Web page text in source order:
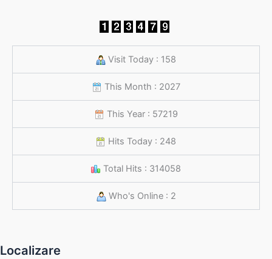
Visit Today : 158
This Month : 2027
This Year : 57219
Hits Today : 248
Total Hits : 314058
Who's Online : 2
Localizare